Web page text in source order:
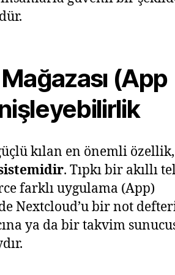
(App
kılan en önemli özellik,
. Tıpkı bir akıllı
farklı uygulama (App)
Nextcloud’u bir not
ya da bir takvim